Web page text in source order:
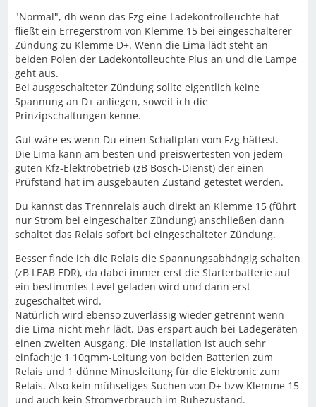
"Normal", dh wenn das Fzg eine Ladekontrolleuchte hat
fließt ein Erregerstrom von Klemme 15 bei eingeschalterer
Zündung zu Klemme D+. Wenn die Lima lädt steht an
beiden Polen der Ladekontolleuchte Plus an und die Lampe
geht aus.
Bei ausgeschalteter Zündung sollte eigentlich keine
Spannung an D+ anliegen, soweit ich die
Prinzipschaltungen kenne.
Gut wäre es wenn Du einen Schaltplan vom Fzg hättest.
Die Lima kann am besten und preiswertesten von jedem
guten Kfz-Elektrobetrieb (zB Bosch-Dienst) der einen
Prüfstand hat im ausgebauten Zustand getestet werden.
Du kannst das Trennrelais auch direkt an Klemme 15 (führt
nur Strom bei eingeschalter Zündung) anschließen dann
schaltet das Relais sofort bei eingeschalteter Zündung.
Besser finde ich die Relais die Spannungsabhängig schalten
(zB LEAB EDR), da dabei immer erst die Starterbatterie auf
ein bestimmtes Level geladen wird und dann erst
zugeschaltet wird.
Natürlich wird ebenso zuverlässig wieder getrennt wenn
die Lima nicht mehr lädt. Das erspart auch bei Ladegeräten
einen zweiten Ausgang. Die Installation ist auch sehr
einfach:je 1 10qmm-Leitung von beiden Batterien zum
Relais und 1 dünne Minusleitung für die Elektronic zum
Relais. Also kein mühseliges Suchen von D+ bzw Klemme 15
und auch kein Stromverbrauch im Ruhezustand.